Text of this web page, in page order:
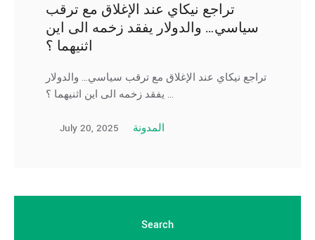
تراجع نيكاي عند الإغلاق مع ترقب
سياسي… والدولار يفقد زخمه الى اين
اثنيهما ؟
تراجع نيكاي عند الإغلاق مع ترقب سياسي… والدولار
يفقد زخمه الى اين اثنيهما ؟ …
July 20, 2025 المدونة
Search